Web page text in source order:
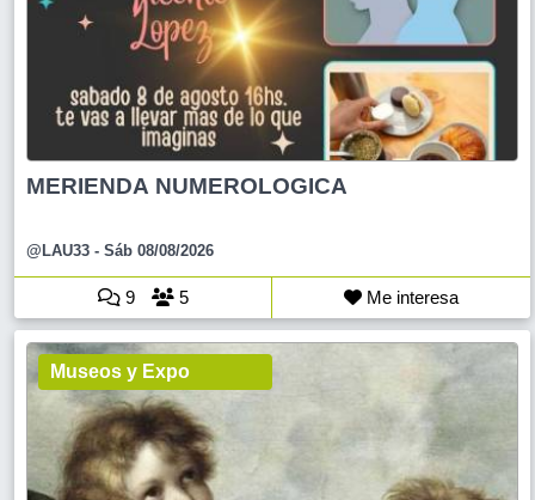
MERIENDA NUMEROLOGICA
@LAU33 - Sáb 08/08/2026
9 5 Me interesa
Museos y Expo